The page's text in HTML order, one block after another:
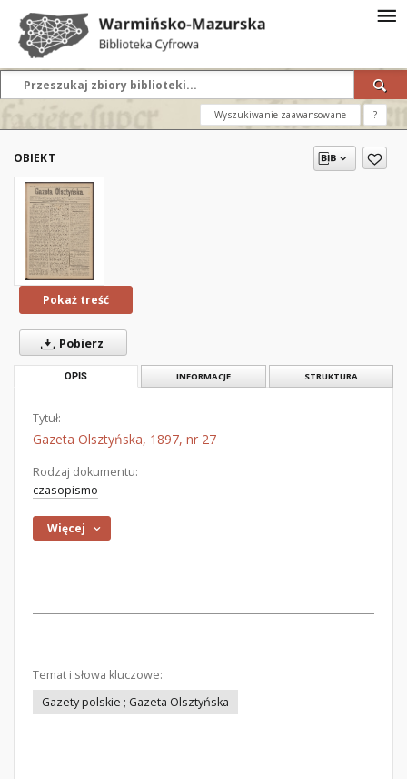
Wyszukiwanie zaawansowane ?
OBIEKT
Pokaż treść
Pobierz
OPIS INFORMACJE STRUKTURA
Tytuł:
Gazeta Olsztyńska, 1897, nr 27
Rodzaj dokumentu:
czasopismo
Więcej
Temat i słowa kluczowe:
Gazety polskie ; Gazeta Olsztyńska